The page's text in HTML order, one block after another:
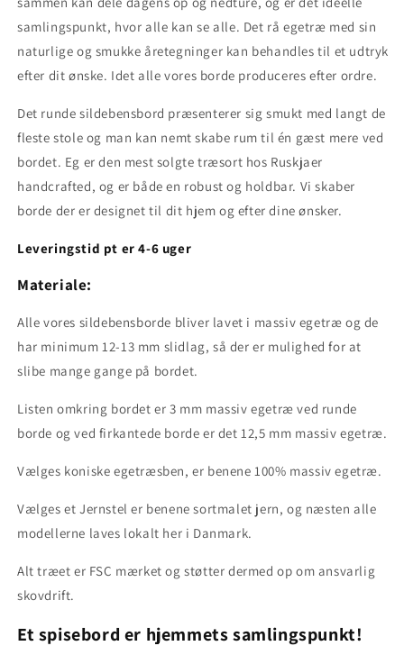
samlingspunkt, hvor alle kan se alle. Det rå egetræ med sin
naturlige og smukke åretegninger kan behandles til et udtryk
efter dit ønske. Idet alle vores borde produceres efter ordre.
Det runde sildebensbord præsenterer sig smukt med langt de
fleste stole og man kan nemt skabe rum til én gæst mere ved
bordet. Eg er den mest solgte træsort hos Ruskjaer
handcrafted, og er både en robust og holdbar. Vi skaber
borde der er designet til dit hjem og efter dine ønsker.
Leveringstid pt er 4-6 uger
Materiale:
Alle vores sildebensborde bliver lavet i massiv egetræ og de
har minimum 12-13 mm slidlag, så der er mulighed for at
slibe mange gange på bordet.
Listen omkring bordet er 3 mm massiv egetræ ved runde
borde og ved firkantede borde er det 12,5 mm massiv egetræ.
Vælges koniske egetræsben, er benene 100% massiv egetræ.
Vælges et Jernstel er benene sortmalet jern, og næsten alle
modellerne laves lokalt her i Danmark.
Alt træet er FSC mærket og støtter dermed op om ansvarlig
skovdrift.
Et spisebord er hjemmets samlingspunkt!